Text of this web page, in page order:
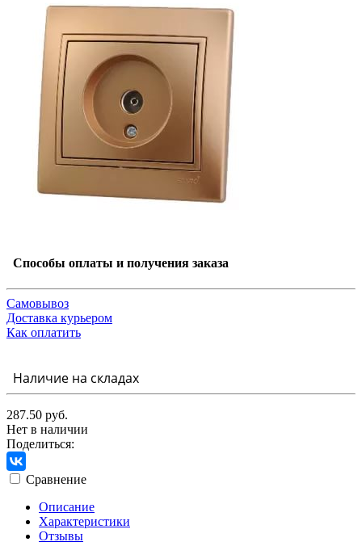
Способы оплаты и получения заказа
Самовывоз
Доставка курьером
Как оплатить
Наличие на складах
287.50 руб.
Нет в наличии
Поделиться:
Сравнение
Описание
Характеристики
Отзывы